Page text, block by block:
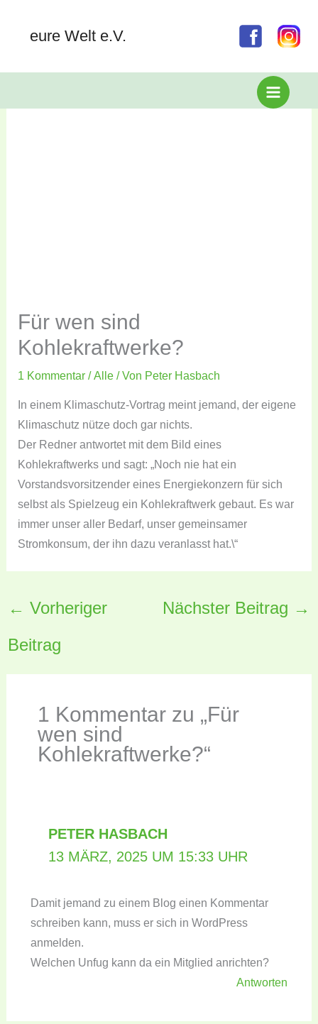
Inhalt
eure Welt e.V.
Für wen sind
Kohlekraftwerke?
1 Kommentar /Alle/ Von Peter Hasbach
In einem Klimaschutz-Vortrag meint jemand, der eigene
Klimaschutz nütze doch gar nichts.
Der Redner antwortet mit dem Bild eines
Kohlekraftwerks und sagt: „Noch nie hat ein
Vorstandsvorsitzender eines Energiekonzern für sich
selbst als Spielzeug ein Kohlekraftwerk gebaut. Es war
immer unser aller Bedarf, unser gemeinsamer
Stromkonsum, der ihn dazu veranlasst hat.\“
← Vorheriger
Beitrag
Nächster Beitrag →
1 Kommentar zu „Für
wen sind
Kohlekraftwerke?“
PETER HASBACH
13 MÄRZ, 2025 UM 15:33 UHR
Damit jemand zu einem Blog einen Kommentar
schreiben kann, muss er sich in WordPress
anmelden.
Welchen Unfug kann da ein Mitglied anrichten?
Antworten